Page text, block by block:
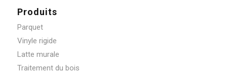
Produits
Parquet
Vinyle rigide
Latte murale
Traitement du bois